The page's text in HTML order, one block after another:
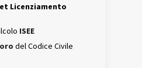
Licenziamento
ISEE
del Codice Civile